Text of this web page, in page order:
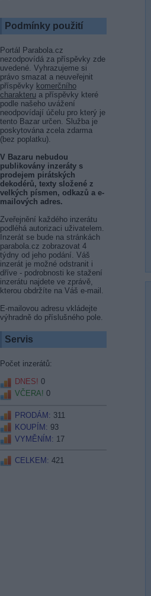
Podmínky použití
Portál Parabola.cz
nezodpovídá za příspěvky zde
uvedené. Vyhrazujeme si
právo smazat a neuveřejnit
příspěvky komerčního
charakteru a příspěvky které
podle našeho uvážení
neodpovídají účelu pro který je
tento Bazar určen. Služba je
poskytována zcela zdarma
(bez poplatku).
V Bazaru nebudou
publikovány inzeráty s
prodejem pirátských
dekodérů, texty složené z
velkých písmen, odkazů a e-
mailových adres.
Zveřejnění každého inzerátu
podléhá autorizaci uživatelem.
Inzerát se bude na stránkách
parabola.cz zobrazovat 4
týdny od jeho podání. Váš
inzerát je možné odstranit i
dříve - podrobnosti ke stažení
inzerátu najdete ve zprávě,
kterou obdržíte na Váš e-mail.
E-mailovou adresu vkládejte
výhradně do příslušného pole.
Servis
Počet inzerátů:
DNES! 0
VČERA! 0
PRODÁM: 311
KOUPÍM: 93
VYMĚNÍM: 17
CELKEM: 421